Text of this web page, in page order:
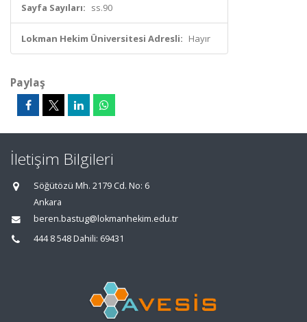
Sayfa Sayıları: ss.90
Lokman Hekim Üniversitesi Adresli: Hayır
Paylaş
İletişim Bilgileri
Söğütözü Mh. 2179 Cd. No: 6
Ankara
beren.bastug@lokmanhekim.edu.tr
444 8 548 Dahili: 69431